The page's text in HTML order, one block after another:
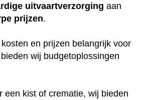
uitvaartverzorging aan
prijzen.
en prijzen belangrijk voor
wij budgetoplossingen
een kist of crematie, wij bieden